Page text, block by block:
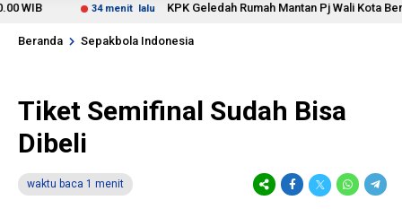
34 menit lalu KPK Geledah Rumah Mantan Pj Wali Kota
Beranda Sepakbola Indonesia
Tiket Semifinal Sudah Bisa
Dibeli
waktu baca 1 menit